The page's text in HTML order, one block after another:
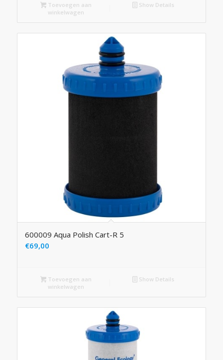
Toevoegen aan
winkelwagen
Show Details
600009 Aqua Polish Cart-R 5
€69,00
Toevoegen aan
winkelwagen
Show Details